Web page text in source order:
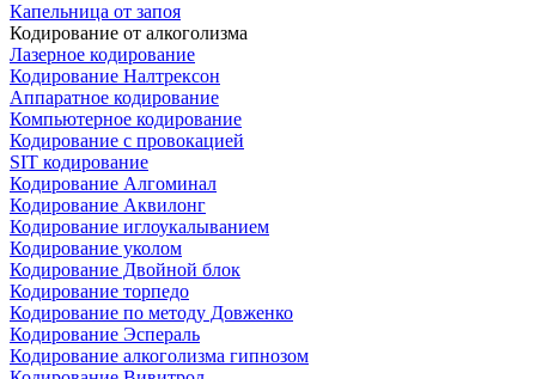
Капельница от запоя
Кодирование от алкоголизма
Лазерное кодирование
Кодирование Налтрексон
Аппаратное кодирование
Компьютерное кодирование
Кодирование с провокацией
SIT кодирование
Кодирование Алгоминал
Кодирование Аквилонг
Кодирование иглоукалыванием
Кодирование уколом
Кодирование Двойной блок
Кодирование торпедо
Кодирование по методу Довженко
Кодирование Эспераль
Кодирование алкоголизма гипнозом